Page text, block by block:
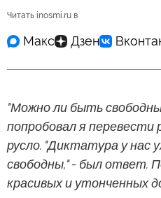
Читать inosmi.ru в
"Можно ли быть
попробовал я перевести
русло. "Диктатура у нас
свободны," - был ответ.
красивых и утонченных